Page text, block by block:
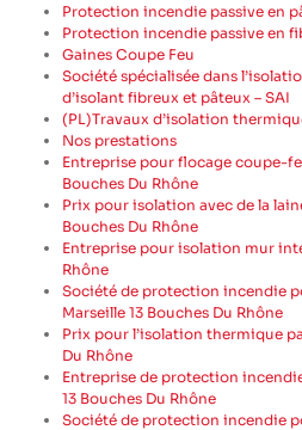
Protection incendie passive en
Protection incendie passive en
Gaines Coupe Feu
Société spécialisée dans
d’isolant fibreux et pâteux – SAI
(PL)Travaux d’isolation
Nos prestations
Entreprise pour flocage coupe-
Bouches Du Rhône
Prix pour isolation avec de la
Bouches Du Rhône
Entreprise pour isolation mur
Rhône
Société de protection incendie
Marseille 13 Bouches Du Rhône
Prix pour l’isolation thermique
Du Rhône
Entreprise de protection
13 Bouches Du Rhône
Société de protection incendie